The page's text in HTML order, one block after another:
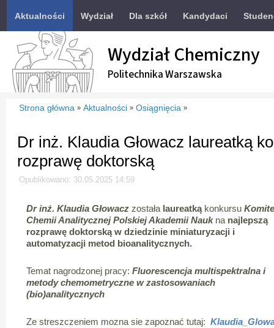
Aktualności Wydział Dla szkół Kandydaci
Wydział Chemiczny
Politechnika Warszawska
Strona główna » Aktualności » Osiągnięcia »
Dr inż. Klaudia Głowacz laureatką
rozprawę doktorską
Opublikowano: 30.05.2025 14:59
Dr inż. Klaudia Głowaczzostała laureatkąkonkursu
Chemii Analitycznej Polskiej Akademii Nauknanajlepszą
rozprawę doktorską w dziedzinie miniaturyzacji i
automatyzacji metod bioanalitycznych.
Temat nagrodzonej pracy: Fluorescencja multispektralna i
metody chemometryczne w zastosowaniach
(bio)analitycznych
Ze streszczeniem mozna sie zapoznać tutaj: